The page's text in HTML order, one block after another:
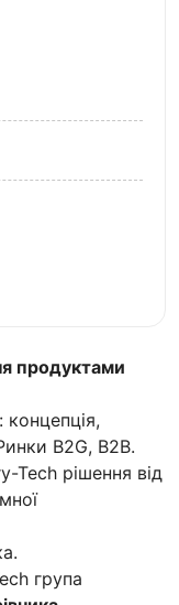
продуктами
В2G, В2В.
Tech рішення від
група